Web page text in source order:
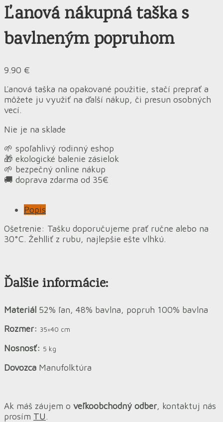
Ľanová nákupná taška s
bavlneným popruhom
9.90 €
Ľanová taška na opakované použitie, stačí preprať a
môžete ju využiť na ďalší nákup, či presun osobných
vecí.
Nie je na sklade
🌱 spoľahlivý rodinný eshop
🎁 ekologické balenie zásielok
🌱 bezpečný online nákup
🚚 doprava zdarma od 35€
Popis
Ošetrenie: Tašku doporučujeme prať ručne alebo na
30°C. Žehlliť z rubu, najlepšie ešte vlhkú.
Ďalšie informácie:
Materiál 52% ľan, 48% bavlna, popruh 100% bavlna
Rozmer: 35×40 cm
Nosnosť: 5 kg
Dovozca Manufolktúra
Ak máš záujem o veľkoobchodný odber, kontaktuj nás
prosím TU.